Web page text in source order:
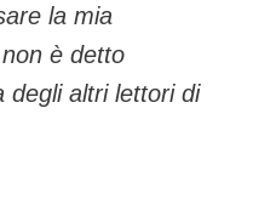
la mia
è detto
degli altri lettori di